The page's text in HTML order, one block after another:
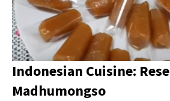
Indonesian Cuisine:
Madhumongso